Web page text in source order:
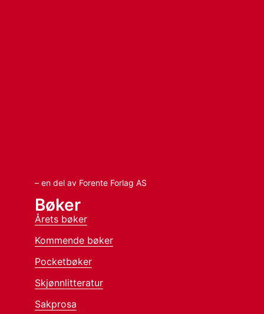
– en del av Forente Forlag AS
Bøker
Årets bøker
Kommende bøker
Pocketbøker
Skjønnlitteratur
Sakprosa